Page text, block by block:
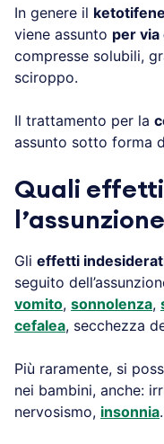
In genere il ketotifene
viene assunto per via
compresse solubili,
sciroppo.
Il trattamento per la
assunto sotto forma
Quali
Gli effetti
seguito
vomito, sonnolenza,
cefalea, secchezza
Più raramente, si
nei bambini, anche:
nervosismo, insonnia.